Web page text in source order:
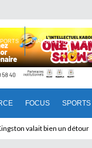
FOCUS SPORTS
DIALOGUE INTERIEUR
sans partir !